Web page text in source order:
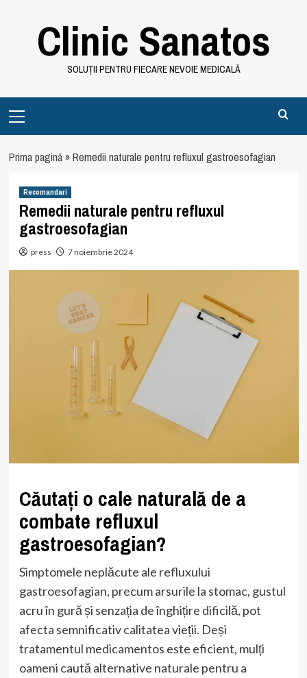
Clinic Sanatos
SOLUȚII PENTRU FIECARE NEVOIE MEDICALĂ
Menu
Prima pagină»Remedii naturale pentru refluxul gastroesofagian
Recomandari
Remedii naturale pentru refluxul
gastroesofagian
press 7 noiembrie 2024
Căutați o cale naturală de a
combate refluxul
gastroesofagian?
Simptomele neplăcute ale refluxului
gastroesofagian, precum arsurile la stomac, gustul
acru în gură și senzația de înghițire dificilă, pot
afecta semnificativ calitatea vieții. Deși
tratamentul medicamentos este eficient, mulți
oameni caută alternative naturale pentru a